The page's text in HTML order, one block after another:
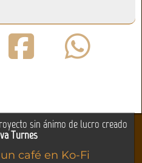
sin ánimo de lucro creado
Turnes
café en Ko-Fi